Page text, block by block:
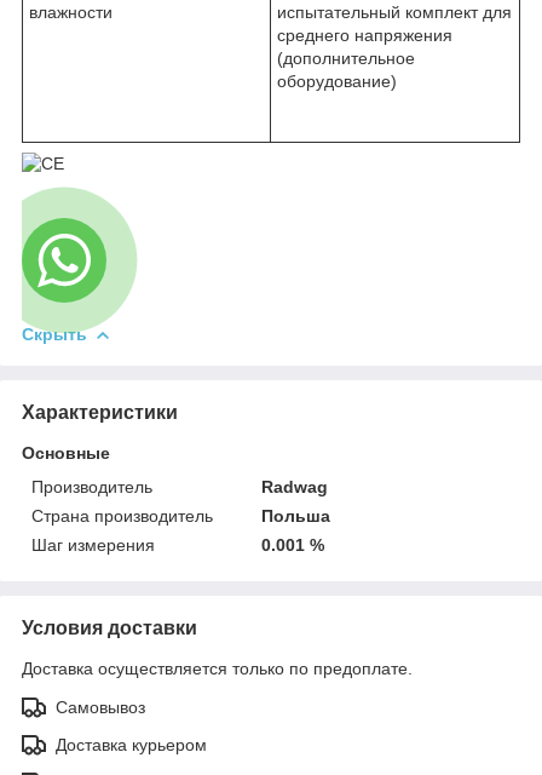
влажности
испытательный комплект для
среднего напряжения
(дополнительное
оборудование)
Скрыть
Характеристики
Основные
Производитель
Radwag
Страна производитель
Польша
Шаг измерения
0.001 %
Условия доставки
Доставка осуществляется только по предоплате.
Самовывоз
Доставка курьером